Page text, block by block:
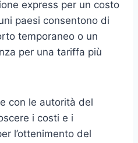
express per un costo
paesi consentono di
temporaneo o un
per una tariffa più
con le autorità del
i costi e i
l’ottenimento del